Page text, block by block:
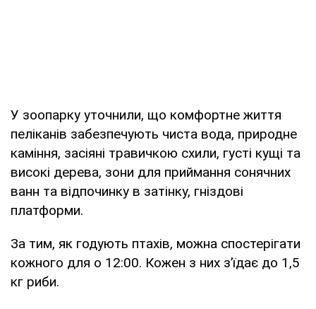
У зоопарку уточнили, що комфортне життя
пеліканів забезпечують чиста вода, природне
каміння, засіяні травичкою схили, густі кущі та
високі дерева, зони для приймання сонячних
ванн та відпочинку в затінку, гніздові
платформи.
За тим, як годують птахів, можна спостерігати
кожного для о 12:00. Кожен з них з’їдає до 1,5
кг риби.